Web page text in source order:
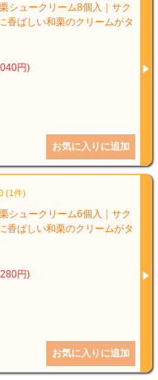
シュークリーム8個入｜サク
香ばしい和栗のクリームがタ
円)
(1件)
シュークリーム6個入｜サク
香ばしい和栗のクリームがタ
円)